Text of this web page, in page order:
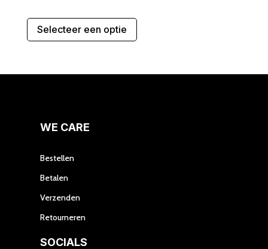
was:
€ 29.95.
is:
€ 14.95.
Selecteer een optie
heeft
WE CARE
Bestellen
Betalen
Verzenden
Retourneren
SOCIALS